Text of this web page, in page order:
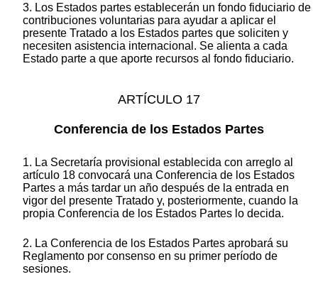
3. Los Estados partes establecerán un fondo fiduciario de
contribuciones voluntarias para ayudar a aplicar el
presente Tratado a los Estados partes que soliciten y
necesiten asistencia internacional. Se alienta a cada
Estado parte a que aporte recursos al fondo fiduciario.
ARTÍCULO 17
Conferencia de los Estados Partes
1. La Secretaría provisional establecida con arreglo al
artículo 18 convocará una Conferencia de los Estados
Partes a más tardar un año después de la entrada en
vigor del presente Tratado y, posteriormente, cuando la
propia Conferencia de los Estados Partes lo decida.
2. La Conferencia de los Estados Partes aprobará su
Reglamento por consenso en su primer período de
sesiones.